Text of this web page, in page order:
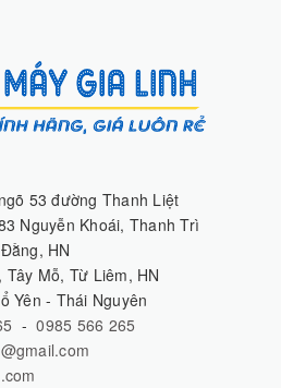
53 đường Thanh Liệt
Nguyễn Khoái, Thanh Trì
HN
Mỗ, Từ Liêm, HN
Yên - Thái Nguyên
-0985 566 265